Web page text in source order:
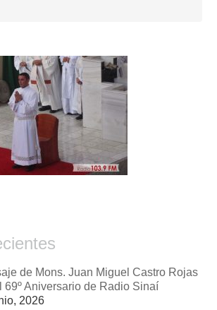
de Mons. Juan Miguel Castro Rojas
69º Aniversario de Radio Sinaí
2026